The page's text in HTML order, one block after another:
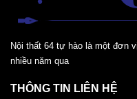
Nội thất 64 tự hào là một đơn
nhiều năm qua
THÔNG TIN LIÊN HỆ